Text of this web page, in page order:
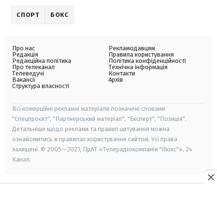
СПОРТ БОКС
Про нас
Редакція
Редакційна політика
Про телеканал
Телеведучі
Вакансії
Структура власності
Рекламодавцям
Правила користування
Політика конфіденційності
Технічна інформація
Контакти
Архів
Всі комерційні рекламні матеріали позначені словами
"Спецпроєкт", "Партнерський матеріал", "Експерт", "Позиція".
Детальніше щодо реклами та правил цитування можна
ознайомитись в правилах користування сайтом. Усі права
захищені. © 2005—2021, ПрАТ «Телерадіокомпанія "Люкс"», 24
Канал.